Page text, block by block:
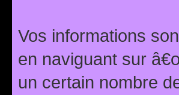
Vos informations
en naviguant sur
un certain nombre